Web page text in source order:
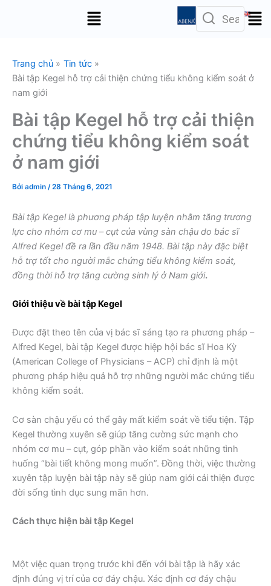
Menu
Trang chủ
Tin tức
Bài tập Kegel hỗ trợ cải thiện chứng tiểu không kiểm soát ở
nam giới
Bài tập Kegel hỗ trợ cải thiện
chứng tiểu không kiểm soát
ở nam giới
Bởi admin /28 Tháng 6, 2021
Bài tập Kegel là phương pháp tập luyện nhằm tăng trương
lực cho nhóm cơ mu – cụt của vùng sàn chậu do bác sĩ
Alfred Kegel đề ra lần đầu năm 1948. Bài tập này đặc biệt
hỗ trợ tốt cho người mắc chứng tiểu không kiểm soát,
đồng thời hỗ trợ tăng cường sinh lý ở Nam giới.
Giới thiệu về bài tập Kegel
Được đặt theo tên của vị bác sĩ sáng tạo ra phương pháp –
Alfred Kegel, bài tập Kegel được hiệp hội bác sĩ Hoa Kỳ
(American College of Physicians – ACP) chỉ định là một
phương pháp hiệu quả hỗ trợ những người mắc chứng tiểu
không kiểm soát.
Cơ sàn chậu yếu có thể gây mất kiểm soát về tiểu tiện. Tập
Kegel thường xuyên sẽ giúp tăng cường sức mạnh cho
nhóm cơ mu – cụt, góp phần vào kiểm soát những tình
huống “bài tiết không mong muốn”. Đồng thời, việc thường
xuyên tập luyện bài tập này sẽ giúp nam giới cải thiện được
đời sống tình dục sung mãn hơn.
Cách thực hiện bài tập Kegel
Một việc quan trọng trước khi đến với bài tập là hãy xác
định đúng vị trí của cơ đáy chậu. Xác định cơ đáy chậu